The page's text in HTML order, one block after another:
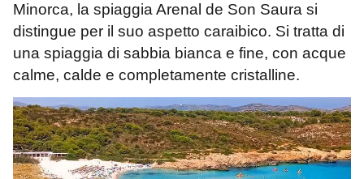
Minorca, la spiaggia Arenal de Son Saura si
distingue per il suo aspetto caraibico. Si tratta di
una spiaggia di sabbia bianca e fine, con acque
calme, calde e completamente cristalline.